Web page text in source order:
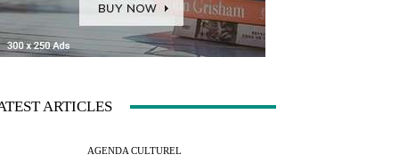
ARTICLES
AGENDA CULTUREL